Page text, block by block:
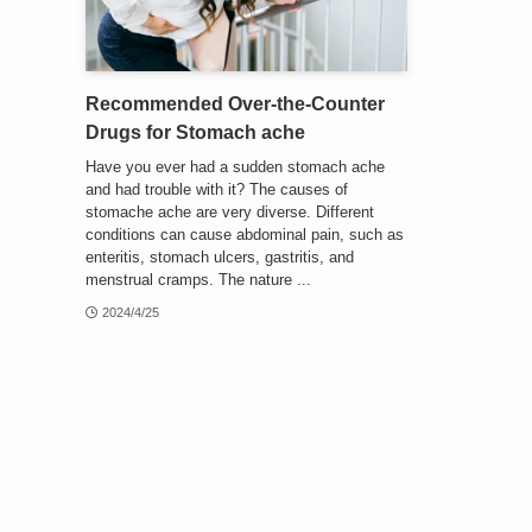
Recommended Over-the-Counter
Drugs for Stomach ache
Have you ever had a sudden stomach ache
and had trouble with it? The causes of
stomache ache are very diverse. Different
conditions can cause abdominal pain, such as
enteritis, stomach ulcers, gastritis, and
menstrual cramps. The nature ...
2024/4/25